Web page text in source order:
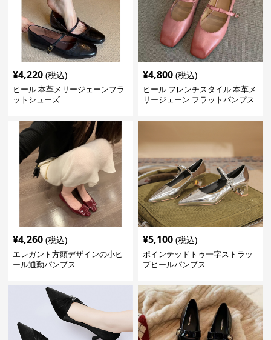
¥4,220 (税込)
ヒール 本革メリージェーンフラ
ットシューズ
¥4,800 (税込)
ヒール フレンチスタイル 本革メ
リージェーン フラットパンプス
¥4,260 (税込)
エレガント方頭デザインの小ヒ
ール通勤パンプス
¥5,100 (税込)
ポインテッドトゥ一字ストラッ
プヒールパンプス